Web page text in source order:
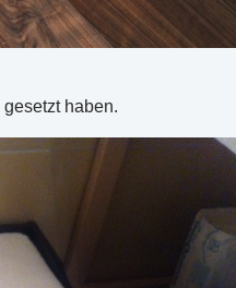
gesetzt haben.